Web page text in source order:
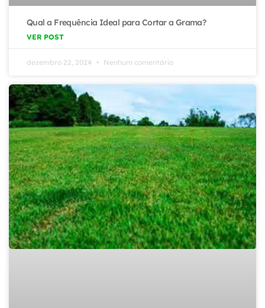
Qual a Frequência Ideal para Cortar a Grama?
VER POST
dezembro 22, 2024 Nenhum comentário